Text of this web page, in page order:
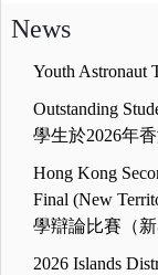
News
Youth Astronaut
Outstanding
學生於2026年
Hong Kong
Final (New
學辯論比賽（
2026 Islands